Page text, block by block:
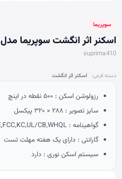
سوپریما
اسکنر اثر انگشت سوپریما مدل BioMini 410
suprima410
دسته فرعی: اسکنر اثر انگشت
رزولوشن اسکن : ۵۰۰ نقطه در اینچ
سایز تصویر : ۲۸۸ × ۳۲۰ پیکسل
گواهینامه : CE,FCC,KC,UL/CB,WHQL
گارانتی : دارای یک هفته مهلت تست
سیستم اسکن نوری : دارد